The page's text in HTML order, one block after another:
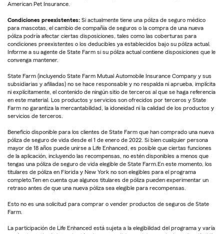
American Pet Insurance.
Condiciones preexistentes: Si actualmente tiene una póliza de seguro médico
para mascotas, el cambio de compañía de seguros o la compra de una nueva
póliza podría afectar ciertas disposiciones, tales como las coberturas para
condiciones preexistentes o los deducibles ya establecidos bajo su póliza actual.
Informe a su agente de State Farm si su póliza actual contiene disposiciones que le
convenga mantener.
State Farm (incluyendo State Farm Mutual Automobile Insurance Company y sus
subsidiarias y afiliadas) no se hace responsable y no respalda ni aprueba, implícita
ni explícitamente, el contenido de ningún sitio de terceros al que se haga referencia
en este material. Los productos y servicios son ofrecidos por terceros y State
Farm no garantiza la mercantabilidad, la idoneidad ni la calidad de los productos y
servicios de terceros.
Beneficio disponible para los clientes de State Farm que han comprado una nueva
póliza de seguro de vida desde el 1 de enero de 2022. Si bien cualquier persona
mayor de 18 años puede unirse a Life Enhanced, es posible que ciertas funciones
de la aplicación, incluyendo las recompensas, no estén disponibles a menos que
tengas una póliza de seguro de vida elegible de State Farm.En este momento, los
titulares de póliza en Florida y New York no son elegibles para el programa
completo.Ten en cuenta que algunos titulares de póliza pueden experimentar un
retraso antes de que una nueva póliza sea elegible para recompensas.
Esto no es una solicitud para comprar o vender productos de seguros de State
Farm.
La participación de Life Enhanced está sujeta a la elegibilidad del programa y varía